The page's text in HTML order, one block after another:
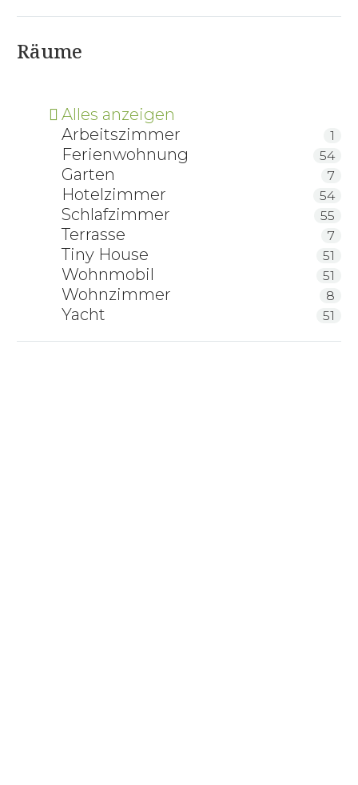
Räume
Alles anzeigen
Arbeitszimmer
1
Ferienwohnung 54
Garten 7
Hotelzimmer 54
Schlafzimmer 55
Terrasse 7
Tiny House 51
Wohnmobil 51
Wohnzimmer 8
Yacht 51